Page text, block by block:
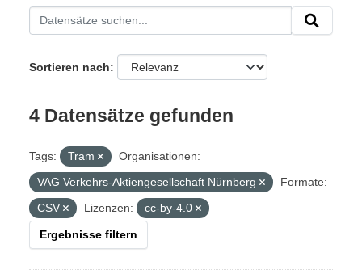
Sortieren nach
4 Datensätze gefunden
Tags: Tram
Organisationen:
VAG Verkehrs-Aktiengesellschaft Nürnberg
Formate:
CSV
Lizenzen: cc-by-4.0
Ergebnisse filtern